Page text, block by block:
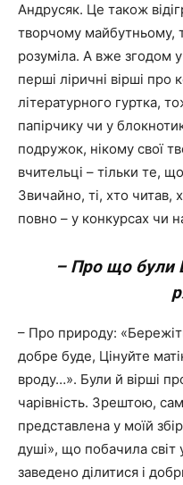
Андрусяк. Це також
творчому майбутньому,
розуміла. А вже згодом
перші ліричні вірші про
літературного гуртка,
папірчику чи у
подружок, нікому свої
вчительці – тільки те,
Звичайно, ті, хто читав,
повно – у конкурсах чи
– Про що були
– Про природу:
добре буде, Цінуйте
вроду…». Були й вірші
чарівність. Зрештою,
представлена у моїй
душі», що побачила світ
заведено ділитися і